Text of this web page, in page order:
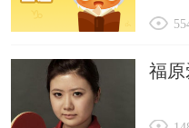
福原